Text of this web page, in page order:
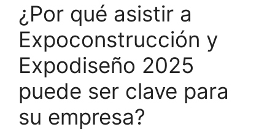
¿Por qué asistir a
Expoconstrucción y
Expodiseño 2025
puede ser clave para
su empresa?